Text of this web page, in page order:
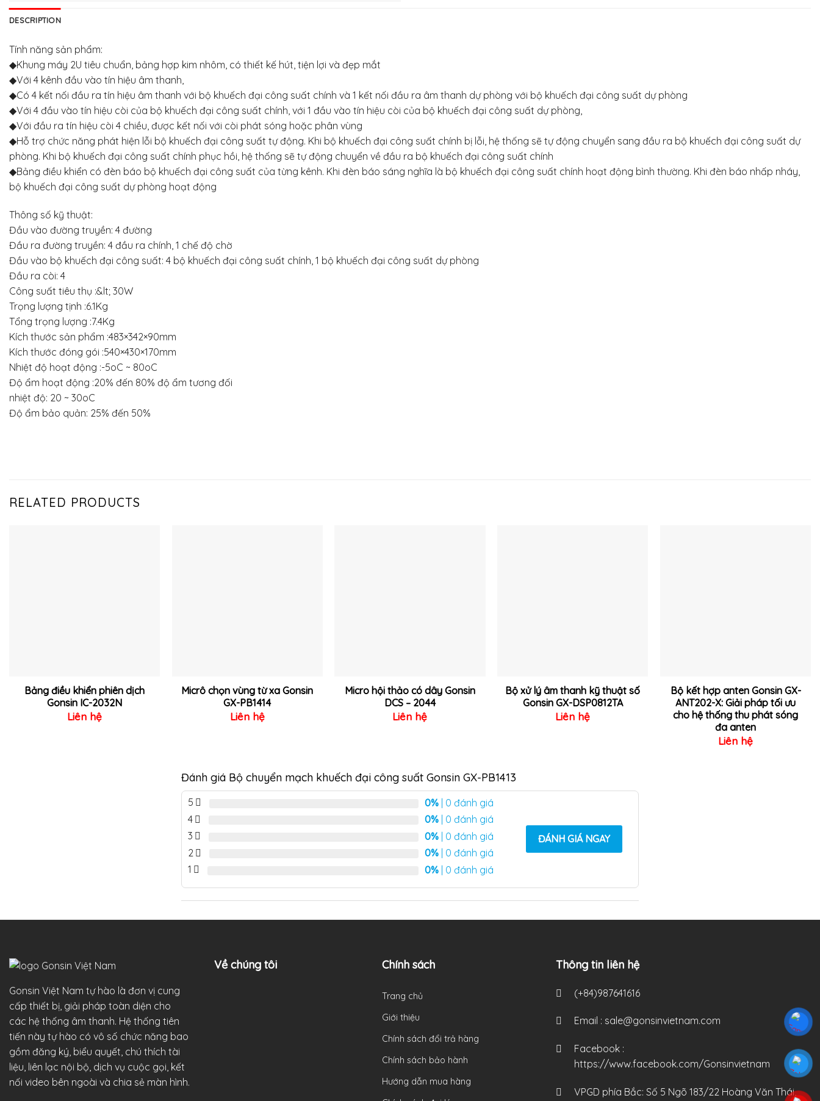
DESCRIPTION
Tính năng sản phẩm:
◆Khung máy 2U tiêu chuẩn, bảng hợp kim nhôm, có thiết kế hút, tiện lợi và đẹp mắt
◆Với 4 kênh đầu vào tín hiệu âm thanh,
◆Có 4 kết nối đầu ra tín hiệu âm thanh với bộ khuếch đại công suất chính và 1 kết nối đầu ra âm thanh dự phòng với bộ khuếch đại công suất dự phòng
◆Với 4 đầu vào tín hiệu còi của bộ khuếch đại công suất chính, với 1 đầu vào tín hiệu còi của bộ khuếch đại công suất dự phòng,
◆Với đầu ra tín hiệu còi 4 chiều, được kết nối với còi phát sóng hoặc phân vùng
◆Hỗ trợ chức năng phát hiện lỗi bộ khuếch đại công suất tự động. Khi bộ khuếch đại công suất chính bị lỗi, hệ thống sẽ tự động chuyển sang đầu ra bộ khuếch đại công suất dự
phòng. Khi bộ khuếch đại công suất chính phục hồi, hệ thống sẽ tự động chuyển về đầu ra bộ khuếch đại công suất chính
◆Bảng điều khiển có đèn báo bộ khuếch đại công suất của từng kênh. Khi đèn báo sáng nghĩa là bộ khuếch đại công suất chính hoạt động bình thường. Khi đèn báo nhấp nháy,
bộ khuếch đại công suất dự phòng hoạt động
Thông số kỹ thuật:
Đầu vào đường truyền: 4 đường
Đầu ra đường truyền: 4 đầu ra chính, 1 chế độ chờ
Đầu vào bộ khuếch đại công suất: 4 bộ khuếch đại công suất chính, 1 bộ khuếch đại công suất dự phòng
Đầu ra còi: 4
Công suất tiêu thụ :&lt; 30W
Trọng lượng tịnh :6.1Kg
Tổng trọng lượng :7.4Kg
Kích thước sản phẩm :483×342×90mm
Kích thước đóng gói :540×430×170mm
Nhiệt độ hoạt động :-5oC ~ 80oC
Độ ẩm hoạt động :20% đến 80% độ ẩm tương đối
nhiệt độ: 20 ~ 30oC
Độ ẩm bảo quản: 25% đến 50%
RELATED PRODUCTS
Bảng điều khiển phiên dịch
Gonsin IC-2032N
Liên hệ
Micrô chọn vùng từ xa Gonsin
GX-PB1414
Liên hệ
Micro hội thảo có dây Gonsin
DCS – 2044
Liên hệ
Bộ xử lý âm thanh kỹ thuật số
Gonsin GX-DSP0812TA
Liên hệ
Bộ kết hợp anten Gonsin GX-
ANT202-X: Giải pháp tối ưu
cho hệ thống thu phát sóng
đa anten
Liên hệ
Đánh giá Bộ chuyển mạch khuếch đại công suất Gonsin GX-PB1413
5 0% | 0 đánh giá
4
0% | 0 đánh giá
3
0% | 0 đánh giá
2
0% | 0 đánh giá
1
0% | 0 đánh giá
ĐÁNH GIÁ NGAY
Gonsin Việt Nam tự hào là đơn vị cung
cấp thiết bị, giải pháp toàn diện cho
các hệ thống âm thanh. Hệ thống tiên
tiến này tự hào có vô số chức năng bao
gồm đăng ký, biểu quyết, chú thích tài
liệu, liên lạc nội bộ, dịch vụ cuộc gọi, kết
nối video bên ngoài và chia sẻ màn hình.
Về chúng tôi Chính sách
Trang chủ
Giới thiệu
Chính sách đổi trả hàng
Chính sách bảo hành
Hướng dẫn mua hàng
Thông tin liên hệ
(+84)987641616
Email : sale@gonsinvietnam.com
Facebook :
https://www.facebook.com/Gonsinvietnam
VPGD phía Bắc: Số 5 Ngõ 183/22 Hoàng Văn Thái,